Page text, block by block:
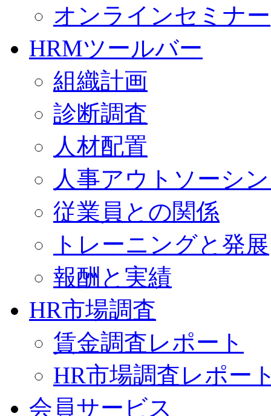
オンラインセミナー
HRMツールバー
組織計画
診断調査
人材配置
人事アウトソーシ
従業員との関係
トレーニングと発展
報酬と実績
HR市場調査
賃金調査レポート
HR市場調査レポー
会員サービス